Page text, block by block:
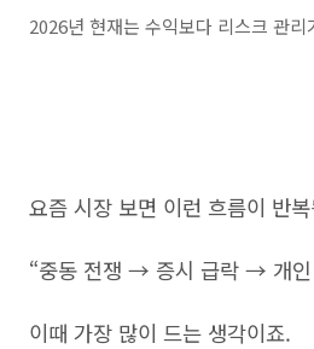
2026년 현재는 수익보다 리스크 관리
요즘 시장 보면 이런 흐름이 반
“중동 전쟁 → 증시 급락 → 개인
이때 가장 많이 드는 생각이죠.